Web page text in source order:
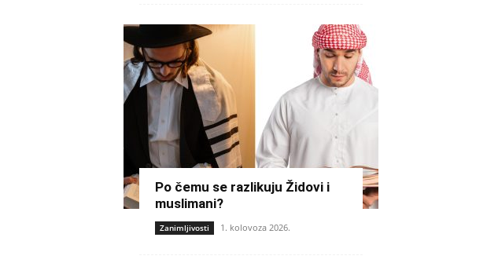
Po čemu se razlikuju Židovi i
muslimani?
Zanimljivosti 1. kolovoza 2026.